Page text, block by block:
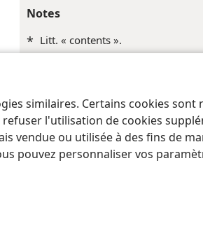
similaires. Certains cookies sont
l'utilisation de cookies
vendue ou utilisée à des fins de
pouvez personnaliser vos
Notes
* Litt. « contents ».
Renvois
+ Jean 15:13
+
Paramètres de confidentialité